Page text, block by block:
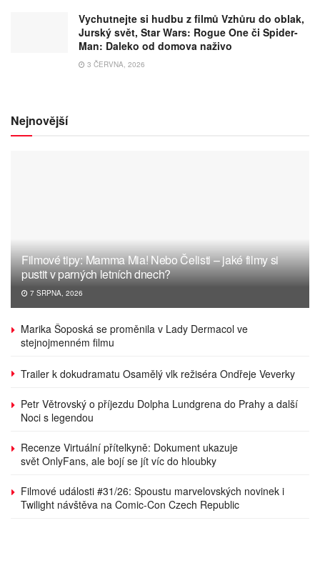
Vychutnejte si hudbu z filmů Vzhůru do oblak,
Jurský svět, Star Wars: Rogue One či Spider-
Man: Daleko od domova naživo
3 ČERVNA, 2026
Nejnovější
Filmové tipy: Mamma Mia! Nebo Čelisti – jaké filmy si
pustit v parných letních dnech?
7 SRPNA, 2026
Marika Šoposká se proměnila v Lady Dermacol ve
stejnojmenném filmu
Trailer k dokudramatu Osamělý vlk režiséra Ondřeje Veverky
Petr Větrovský o příjezdu Dolpha Lundgrena do Prahy a další
Noci s legendou
Recenze Virtuální přítelkyně: Dokument ukazuje
svět OnlyFans, ale bojí se jít víc do hloubky
Filmové události #31/26: Spoustu marvelovských novinek i
Twilight návštěva na Comic-Con Czech Republic